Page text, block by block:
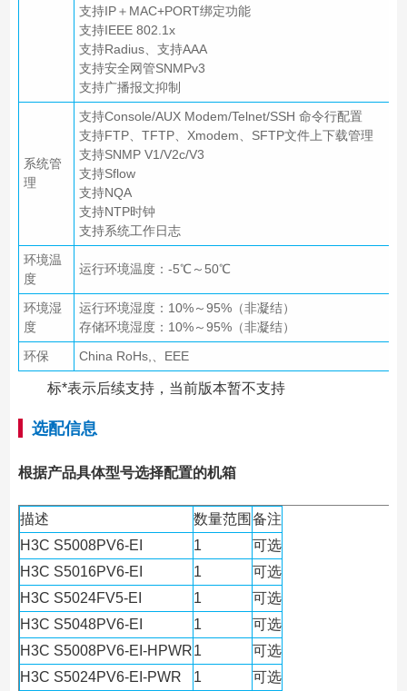
支持IP＋MAC+PORT绑定功能
支持IEEE 802.1x
支持Radius、支持AAA
支持安全网管SNMPv3
支持广播报文抑制
系统管
理
支持Console/AUX Modem/Telnet/SSH 命令行配置
支持FTP、TFTP、Xmodem、SFTP文件上下载管理
支持SNMP V1/V2c/V3
支持Sflow
支持NQA
支持NTP时钟
支持系统工作日志
环境温
度
运行环境温度：-5℃～50℃
环境湿
度
运行环境湿度：10%～95%（非凝结）
存储环境湿度：10%～95%（非凝结）
环保
China RoHs,、EEE
标*表示后续支持，当前版本暂不支持
选配信息
根据产品具体型号选择配置的机箱
描述 数量范围 备注
H3C S5008PV6-EI
1
可选
H3C S5016PV6-EI
1
可选
H3C S5024FV5-EI
1
可选
H3C S5048PV6-EI
1
可选
H3C S5008PV6-EI-HPWR1
可选
H3C S5024PV6-EI-PWR
1
可选